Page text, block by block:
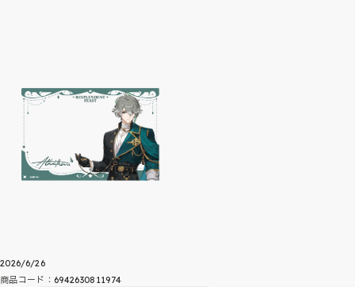
2026/6/26
商品コード：6942630811974